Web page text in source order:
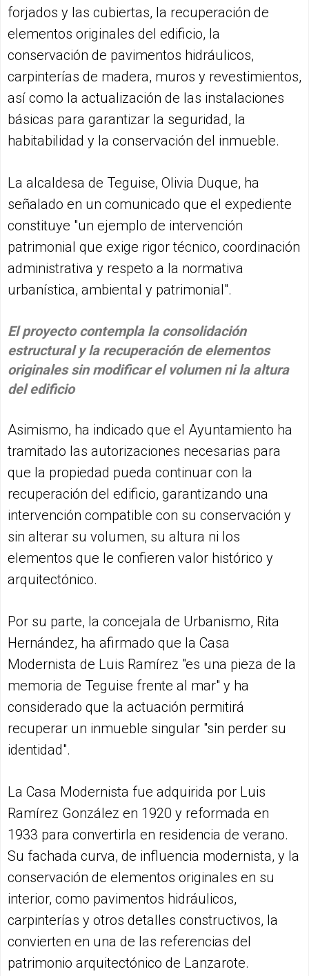
forjados y las cubiertas, la recuperación de
elementos originales del edificio, la
conservación de pavimentos hidráulicos,
carpinterías de madera, muros y revestimientos,
así como la actualización de las instalaciones
básicas para garantizar la seguridad, la
habitabilidad y la conservación del inmueble.
La alcaldesa de Teguise, Olivia Duque, ha
señalado en un comunicado que el expediente
constituye "un ejemplo de intervención
patrimonial que exige rigor técnico, coordinación
administrativa y respeto a la normativa
urbanística, ambiental y patrimonial".
El proyecto contempla la consolidación
estructural y la recuperación de elementos
originales sin modificar el volumen ni la altura
del edificio
Asimismo, ha indicado que el Ayuntamiento ha
tramitado las autorizaciones necesarias para
que la propiedad pueda continuar con la
recuperación del edificio, garantizando una
intervención compatible con su conservación y
sin alterar su volumen, su altura ni los
elementos que le confieren valor histórico y
arquitectónico.
Por su parte, la concejala de Urbanismo, Rita
Hernández, ha afirmado que la Casa
Modernista de Luis Ramírez "es una pieza de la
memoria de Teguise frente al mar" y ha
considerado que la actuación permitirá
recuperar un inmueble singular "sin perder su
identidad".
La Casa Modernista fue adquirida por Luis
Ramírez González en 1920 y reformada en
1933 para convertirla en residencia de verano.
Su fachada curva, de influencia modernista, y la
conservación de elementos originales en su
interior, como pavimentos hidráulicos,
carpinterías y otros detalles constructivos, la
convierten en una de las referencias del
patrimonio arquitectónico de Lanzarote.